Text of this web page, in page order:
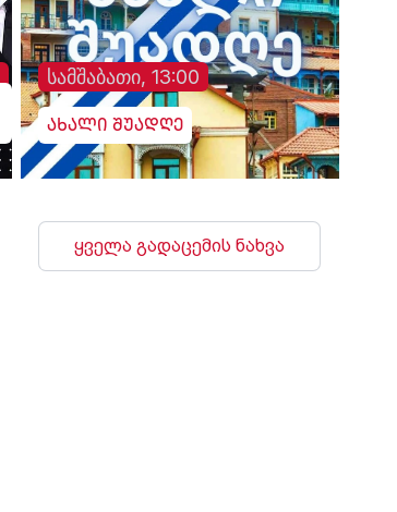
სამშაბათი, 13:00
ახალი შუადღე
ყველა გადაცემის ნახვა